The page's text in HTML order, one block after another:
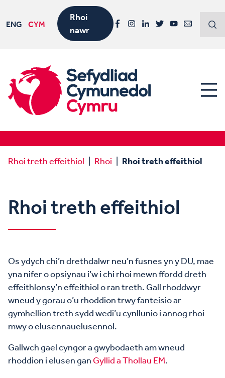
ENG CYM
Rhoi
nawr
Rhoi treth effeithiol Rhoi Rhoi treth effeithiol
Rhoi treth effeithiol
Os ydych chi’n drethdalwr neu’n fusnes yn y DU, mae
yna nifer o opsiynau i’w i chi rhoi mewn ffordd dreth
effeithlonsy’n effeithiol o ran treth. Gall rhoddwyr
wneud y gorau o’u rhoddion trwy fanteisio ar
gymhellion treth sydd wedi’u cynllunio i annog rhoi
mwy o elusennauelusennol.
Gallwch gael cyngor a gwybodaeth am wneud
rhoddion i elusen gan Gyllid a Thollau EM.